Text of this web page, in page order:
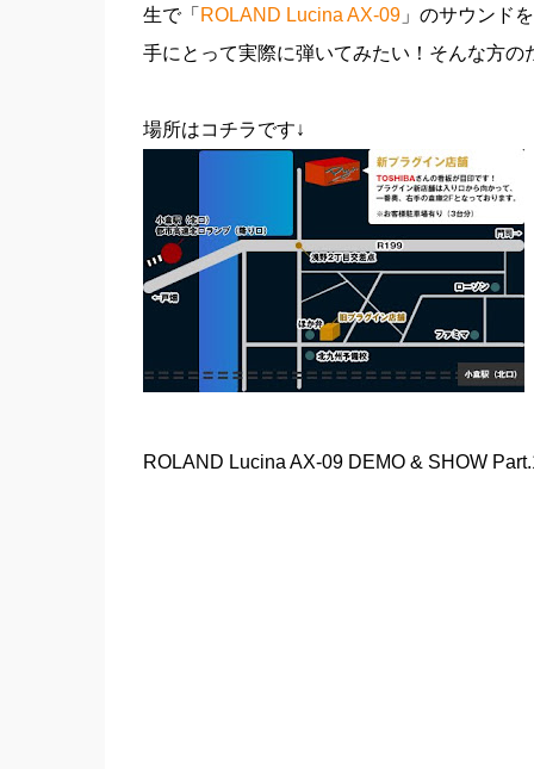
生で「 ROLAND Lucina AX-09」のサウンド
手にとって実際に弾いてみたい！そんな方の
場所はコチラです↓
ROLAND Lucina AX-09 DEMO & SHOW